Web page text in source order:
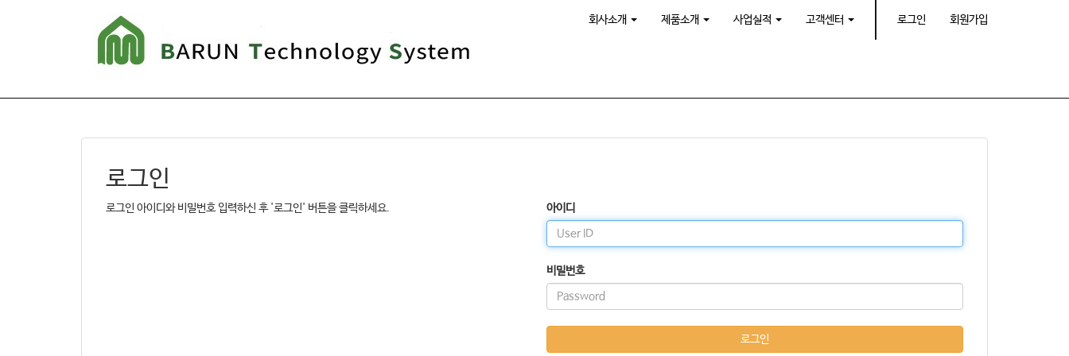
회사소개 제품소개 사업실적 고객센터 로그인 회원가입
로그인
로그인 아이디와 비밀번호 입력하신 후 '로그인' 버튼을 클릭하세요. 아이디
비밀번호
로그인